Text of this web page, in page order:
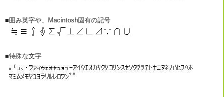
■囲み英字や、Macintosh固有の記号
■特殊な文字